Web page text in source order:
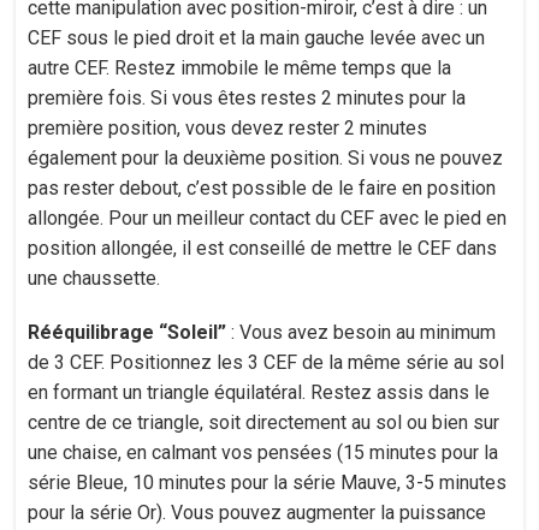
cette manipulation avec position-miroir, c’est à dire : un
CEF sous le pied droit et la main gauche levée avec un
autre CEF. Restez immobile le même temps que la
première fois. Si vous êtes restes 2 minutes pour la
première position, vous devez rester 2 minutes
également pour la deuxième position. Si vous ne pouvez
pas rester debout, c’est possible de le faire en position
allongée. Pour un meilleur contact du CEF avec le pied en
position allongée, il est conseillé de mettre le CEF dans
une chaussette.
Rééquilibrage “Soleil” : Vous avez besoin au minimum
de 3 CEF. Positionnez les 3 CEF de la même série au sol
en formant un triangle équilatéral. Restez assis dans le
centre de ce triangle, soit directement au sol ou bien sur
une chaise, en calmant vos pensées (15 minutes pour la
série Bleue, 10 minutes pour la série Mauve, 3-5 minutes
pour la série Or). Vous pouvez augmenter la puissance